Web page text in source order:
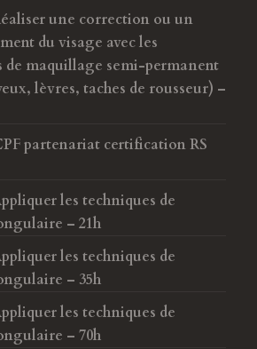
une correction ou un
du visage avec les
de maquillage semi-permanent
lèvres, taches de rousseur) –
partenariat certification RS
les techniques de
– 21h
les techniques de
– 35h
les techniques de
– 70h